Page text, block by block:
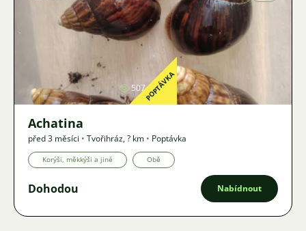
Obrázek
507 2
POPTÁVKA
Achatina
před 3 měsíci • Tvořihráz,? km • Poptávka
Korýši, měkkýši a jiné Obě
Dohodou Nabídnout